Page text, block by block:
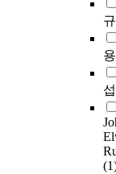
규
용
섭